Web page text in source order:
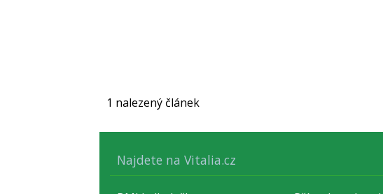
1 nalezený článek
Najdete na Vitalia.cz